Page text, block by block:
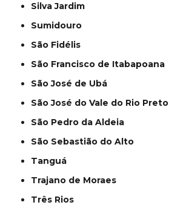
Silva Jardim
Sumidouro
São Fidélis
São Francisco de Itabapoana
São José de Ubá
São José do Vale do Rio Preto
São Pedro da Aldeia
São Sebastião do Alto
Tanguá
Trajano de Moraes
Três Rios